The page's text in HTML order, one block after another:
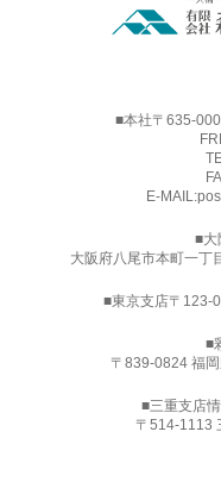
■本社〒635-
E-MAIL:
■大
大阪府八尾市本町一丁
■東京支店〒123-
■
〒839-0824 福
■三重支店
〒514-1113